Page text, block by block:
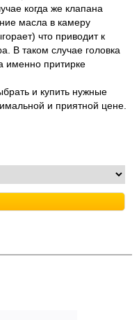
когда же клапана
масла в камеру
что приводит к
В таком случае головка
именно притирке
и купить нужные
и приятной цене.